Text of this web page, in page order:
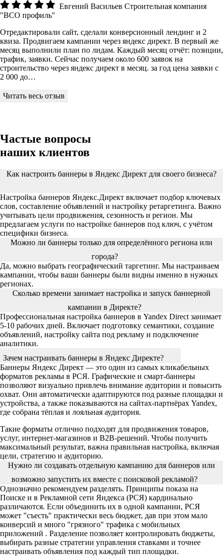
Евгений Васильев Строительная компания
"ВСО профиль"
Отредактировали сайт, сделали конверсионный лендинг и 2
квиза. Продвигаем кампании через яндекс директ. В первый же
месяц выполнили план по лидам. Каждый месяц отчёт: позиции,
трафик, заявки. Сейчас получаем около 600 заявок на
строительство через яндекс директ в месяц. за год цена заявки с
2 000 до…
Частые вопросы
наших клиентов
Как настроить баннеры в Яндекс Директ для своего бизнеса?
Настройка баннеров Яндекс.Директ включает подбор ключевых
слов, составление объявлений и настройку ретаргетинга. Важно
учитывать цели продвижения, сезонность и регион. Мы
предлагаем услуги по настройке баннеров под ключ, с учётом
специфики бизнеса.
Можно ли баннеры только для определённого региона или
города?
Да, можно выбрать географический таргетинг. Мы настраиваем
кампании, чтобы ваши баннеры были видны именно в нужных
регионах.
Сколько времени занимает настройка и запуск баннерной
кампании в Директе?
Профессиональная настройка баннеров в Yandex Direct занимает
5-10 рабочих дней. Включает подготовку семантики, создание
объявлений, настройку сайта под рекламу и подключение
аналитики.
Зачем настраивать баннеры в Яндекс Директе?
Баннеры Яндекс Директ — это один из самых кликабельных
форматов рекламы в РСЯ. Графические и смарт-баннеры
позволяют визуально привлечь внимание аудитории и повысить
охват. Они автоматически адаптируются под разные площадки и
устройства, а также показываются на сайтах-партнёрах Yandex,
где собрана тёплая и лояльная аудитория.
Такие форматы отлично подходят для продвижения товаров,
услуг, интернет-магазинов и B2B-решений. Чтобы получить
максимальный результат, важна правильная настройка, включая
цели, стратегию и аудиторию.
Нужно ли создавать отдельную кампанию для баннеров или
возможно запустить их вместе с поисковой рекламой?
Однозначно рекомендуем разделять. Принципы показа на
Поиске и в Рекламной сети Яндекса (РСЯ) кардинально
различаются. Если объединить их в одной кампании, РСЯ
может "съесть" практически весь бюджет, дав при этом мало
конверсий и много "грязного" трафика с мобильных
приложений . Разделение позволяет контролировать бюджеты,
выбирать разные стратегии управления ставками и точнее
настраивать объявления под каждый тип площадки.